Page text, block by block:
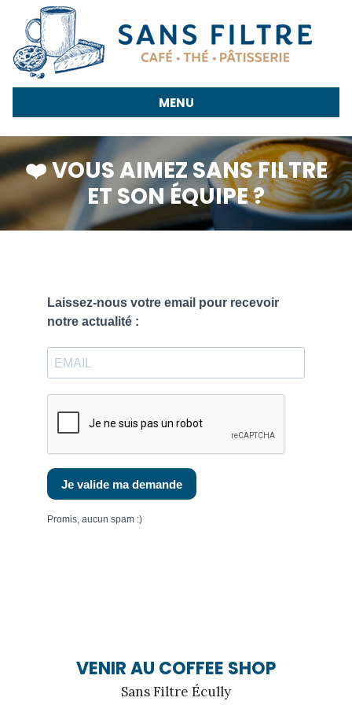
&
infusion
bio
Pâtisserie
Notre
actu
📥
MENU
❤️ VOUS AIMEZ SANS FILTRE
ET SON ÉQUIPE ?
VENIR AU COFFEE SHOP
Sans Filtre Écully